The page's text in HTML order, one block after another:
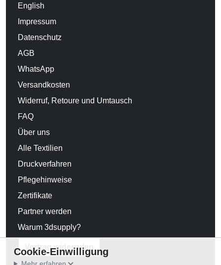
English
Impressum
Datenschutz
AGB
WhatsApp
Versandkosten
Widerruf, Retoure und Umtausch
FAQ
Über uns
Alle Textilien
Druckverfahren
Pflegehinweise
Zertifikate
Partner werden
Warum 3dsupply?
Vertrag widerrufen
Cookie-Einwilligung